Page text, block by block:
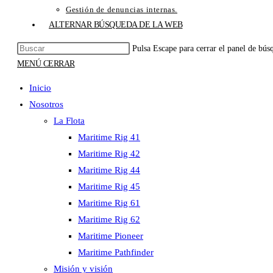
Gestión de denuncias internas.
ALTERNAR BÚSQUEDA DE LA WEB
Pulsa Escape para cerrar el panel de
MENÚ CERRAR
Inicio
Nosotros
La Flota
Maritime Rig 41
Maritime Rig 42
Maritime Rig 44
Maritime Rig 45
Maritime Rig 61
Maritime Rig 62
Maritime Pioneer
Maritime Pathfinder
Misión y visión